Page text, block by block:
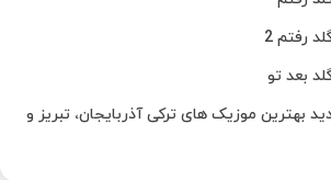
رفتم 2
بعد تو
بهترین موزیک‌ های ترکی آذربایجان، تبریز و